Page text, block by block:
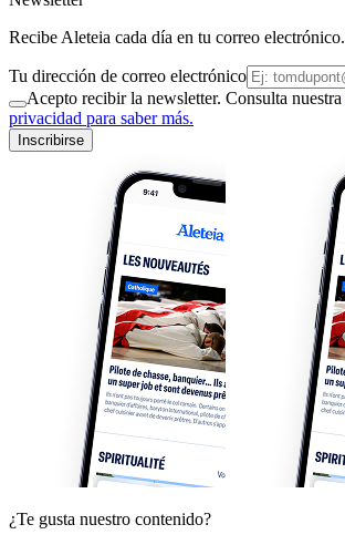
Recibe Aleteia cada día en tu correo electrónico.
Tu dirección de correo electrónico
Acepto recibir la newsletter. Consulta nuestra
privacidad para saber más.
Inscribirse
¿Te gusta nuestro contenido?